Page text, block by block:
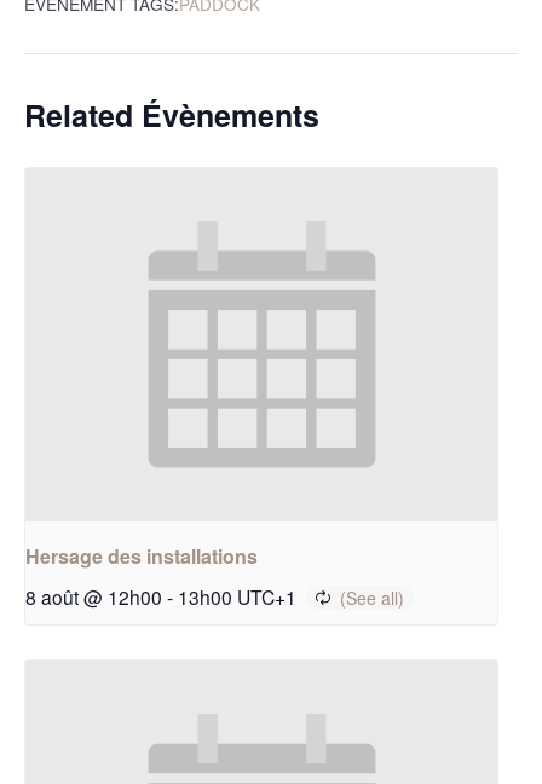
Related Évènements
Hersage des installations
8 août @ 12h00 - 13h00 UTC+1